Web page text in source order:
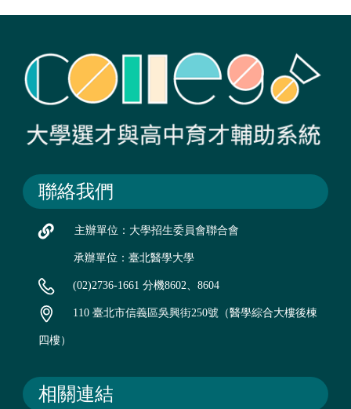
聯絡我們
主辦單位：大學招生委員會聯合會
承辦單位：臺北醫學大學
(02)2736-1661 分機8602、8604
110 臺北市信義區吳興街250號（醫學綜合大樓後棟
四樓）
相關連結